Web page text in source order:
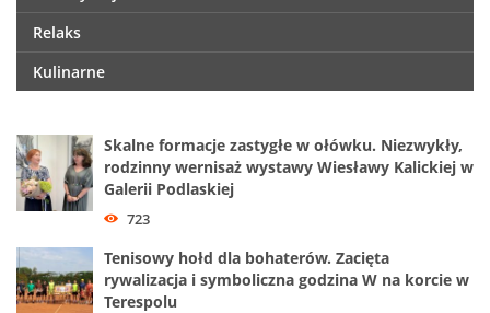
Relaks
Kulinarne
Skalne formacje zastygłe w ołówku. Niezwykły,
rodzinny wernisaż wystawy Wiesławy Kalickiej w
Galerii Podlaskiej
723
Tenisowy hołd dla bohaterów. Zacięta
rywalizacja i symboliczna godzina W na korcie w
Terespolu